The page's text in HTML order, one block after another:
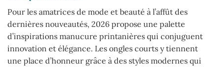
Pour les amatrices de mode et beauté à l’affût des
dernières nouveautés, 2026 propose une palette
d’inspirations manucure printanières qui conjuguent
innovation et élégance. Les ongles courts y tiennent
une place d’honneur grâce à des styles modernes qui